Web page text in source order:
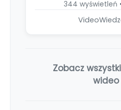
344 wyświetleń
Zobacz